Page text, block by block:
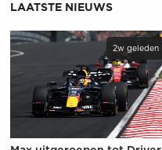
LAATSTE NIEUWS
2w geleden